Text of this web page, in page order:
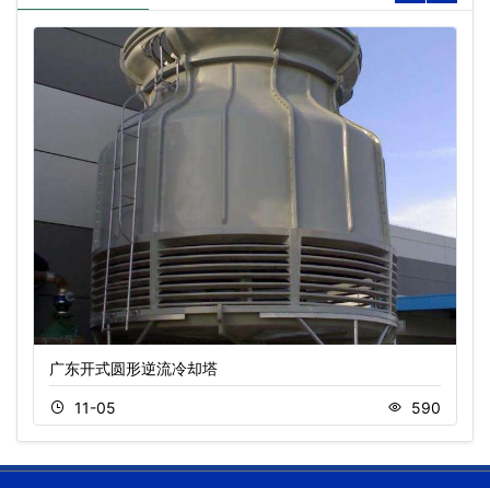
广东开式圆形逆流冷却塔
11-05 590